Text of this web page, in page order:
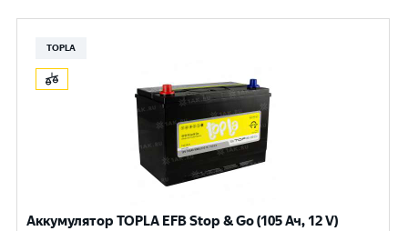
TOPLA
Аккумулятор TOPLA EFB Stop & Go (105 Ач, 12 V)